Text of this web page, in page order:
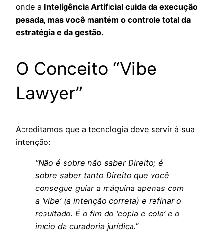
onde a Inteligência Artificial cuida da execução
pesada, mas você mantém o controle total da
estratégia e da gestão.
O Conceito “Vibe
Lawyer”
Acreditamos que a tecnologia deve servir à sua
intenção:
“Não é sobre não saber Direito; é
sobre saber tanto Direito que você
consegue guiar a máquina apenas com
a ‘vibe’ (a intenção correta) e refinar o
resultado. É o fim do ‘copia e cola’ e o
início da curadoria jurídica.”